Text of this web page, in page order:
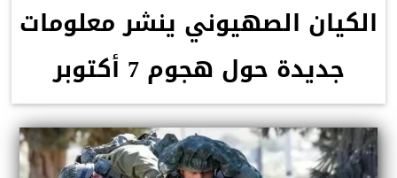
الكيان الصهيوني ينشر معلومات
جديدة حول هجوم 7 أكتوبر